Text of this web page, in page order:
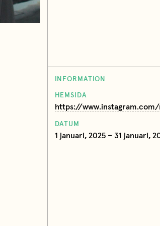
INFORMATION
HEMSIDA
https://
DATUM
1 januari, 2025 – 31 januari,